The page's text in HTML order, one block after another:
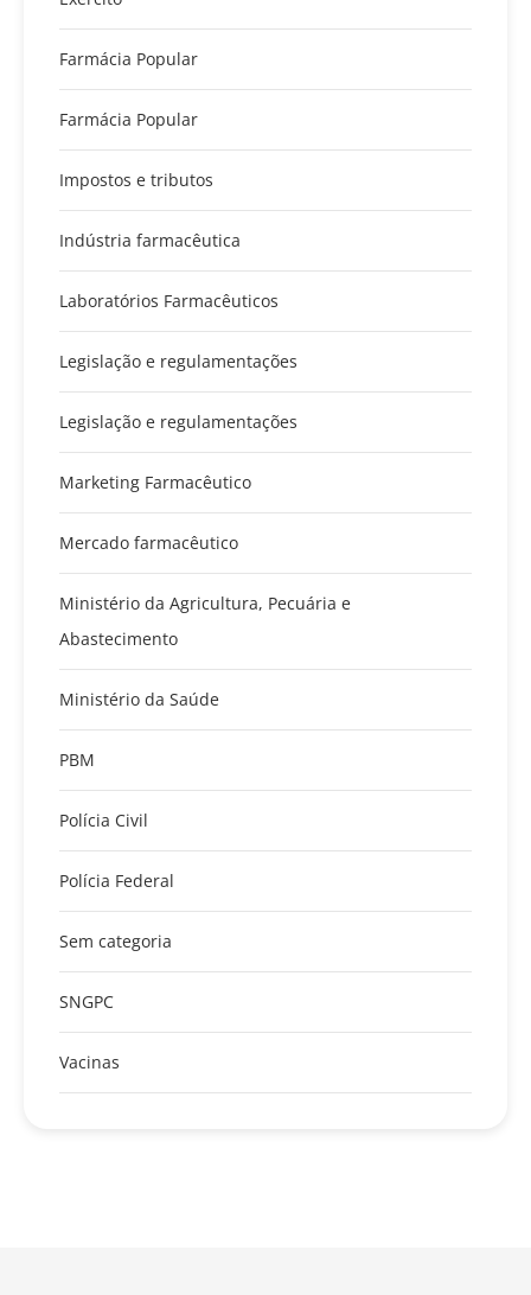
Farmácia Popular
Farmácia Popular
Impostos e tributos
Indústria farmacêutica
Laboratórios Farmacêuticos
Legislação e regulamentações
Legislação e regulamentações
Marketing Farmacêutico
Mercado farmacêutico
Ministério da Agricultura, Pecuária e
Abastecimento
Ministério da Saúde
PBM
Polícia Civil
Polícia Federal
Sem categoria
SNGPC
Vacinas